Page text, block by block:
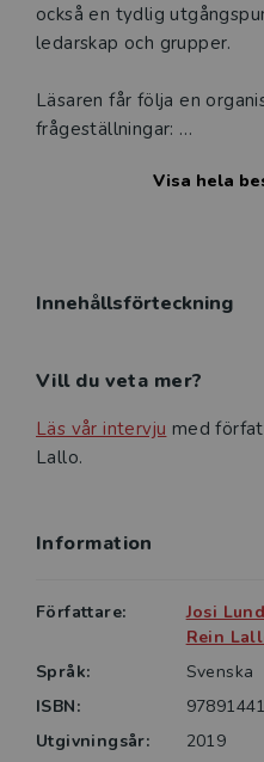
också en tydlig
ledarskap och grupper.
Läsaren får följa en
frågeställningar:
• Vad skiljer
• Varför fungerar det inte
Vilka verktyg finns för att
• Hur kan motivation bli
Visa hela
Innehållsförteckning
Vill du veta mer?
Läs vår intervju med
Lallo.
Information
Författare:
Josi
Rein
Språk:
Svenska
ISBN:
Utgivningsår:
2019